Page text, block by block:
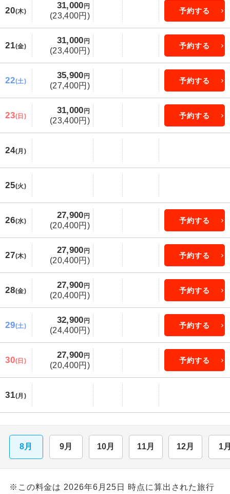
20(木)
31,000 円
(23,400円)
予約する
21(金)
31,000 円
(23,400円)
予約する
22(土)
35,900 円
(27,400円)
予約する
23(日)
31,000 円
(23,400円)
予約する
24(月)
25(火)
26(水)
27,900 円
(20,400円)
予約する
27(木)
27,900 円
(20,400円)
予約する
28(金)
27,900 円
(20,400円)
予約する
29(土)
32,900 円
(24,400円)
予約する
30(日)
27,900 円
(20,400円)
予約する
31(月)
8月 9月 10月 11月 12月 1
※この料金は 2026年6月25日 時点に算出された旅行